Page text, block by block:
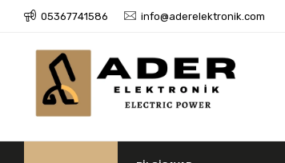
05367741586 info@aderelektronik.com